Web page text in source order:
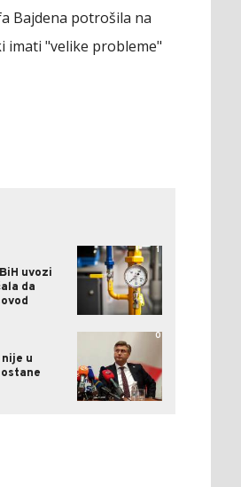
Bajdena potrošila na
imati "velike probleme"
uvozi
da
1
u
0